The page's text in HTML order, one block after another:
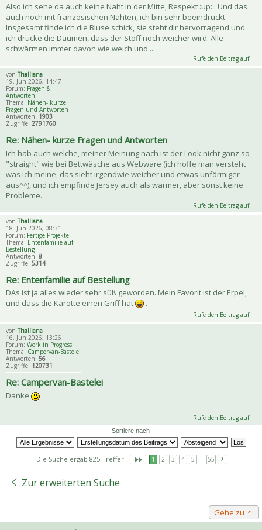
Also ich sehe da auch keine Naht in der Mitte, Respekt :up: . Und das
auch noch mit französischen Nähten, ich bin sehr beeindruckt.
Insgesamt finde ich die Bluse schick, sie steht dir hervorragend und
ich drücke die Daumen, dass der Stoff noch weicher wird. Alle
schwärmen immer davon wie weich und ...
Rufe den Beitrag auf
von Thalliana
19. Jun 2026, 14:47
Forum: Fragen &
Antworten
Thema: Nähen- kurze
Fragen und Antworten
Antworten: 1903
Zugriffe: 2791760
Re: Nähen- kurze Fragen und Antworten
Ich hab auch welche, meiner Meinung nach ist der Look nicht ganz so
"straight" wie bei Bettwäsche aus Webware (ich hoffe man versteht
was ich meine, das sieht irgendwie weicher und etwas unförmiger
aus^^), und ich empfinde Jersey auch als wärmer, aber sonst keine
Probleme.
Rufe den Beitrag auf
vonThalliana
18. Jun 2026, 08:31
Forum: Fertige Projekte
Thema: Entenfamilie auf
Bestellung
Antworten: 8
Zugriffe: 5314
Re: Entenfamilie auf Bestellung
DAs ist ja alles wieder sehr süß geworden. Mein Favorit ist der Erpel,
und dass die Karotte einen Griff hat
.
Rufe den Beitrag auf
von Thalliana
16. Jun 2026, 13:26
Forum: Work in Progress
Thema: Campervan-Bastelei
Antworten: 56
Zugriffe: 120731
Re: Campervan-Bastelei
Danke
Rufe den Beitrag auf
Sortiere nach
Die Suche ergab 825 Treffer 1 2 3 4 5 55
Zur erweiterten Suche
Gehe zu